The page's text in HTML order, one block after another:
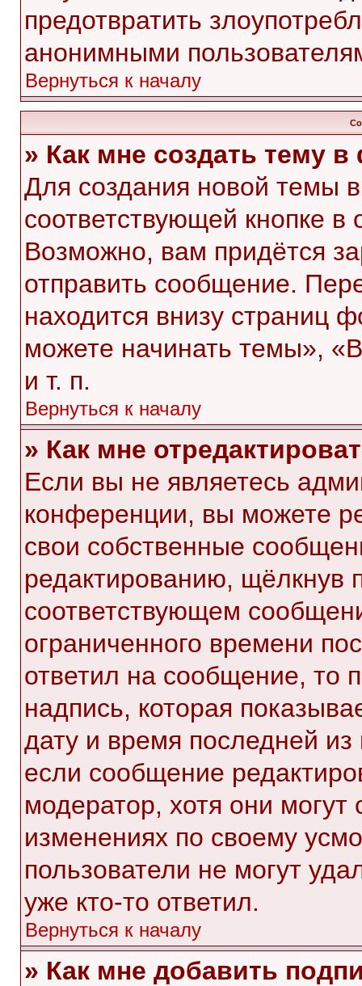
предотвратить
анонимными
Вернуться к началу
» Как мне создать тему
Для создания новой темы
соответствующей кнопке
Возможно, вам придётся
отправить сообщение.
находится внизу
можете начинать темы»,
и т. п.
Вернуться к началу
» Как мне
Если вы не являетесь
конференции, вы можете
свои собственные
редактированию, щёлкнув
соответствующем
ограниченного времени
ответил на сообщение, то
надпись, которая
дату и время последней
если сообщение
модератор, хотя они
изменениях по своему
пользователи не могут
уже кто-то ответил.
Вернуться к началу
» Как мне добавить